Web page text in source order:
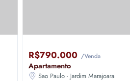
R$790.000 /Venda
Apartamento
Sao Paulo - Jardim Marajoara